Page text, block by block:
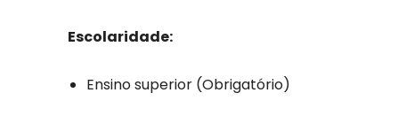
Escolaridade:
Ensino superior (Obrigatório)